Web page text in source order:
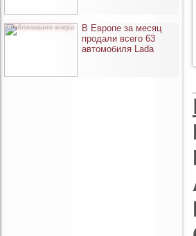
опубликовано вчера
В Европе за месяц
продали всего 63
автомобиля Lada